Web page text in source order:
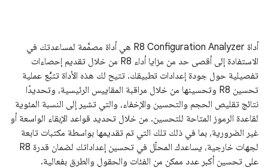
أداة R8 Configuration Analyzer هي أداة مصمَّمة لمساعدتك في
الاستفادة إلى أقصى حد من مزايا أداء R8 من خلال تقديم إحصاءات
تفصيلية حول جودة إعدادات تطبيقك. تتيح لك هذه الأداة تتبُّع عملية
تحسين R8 وتحسينها من خلال مراقبة المقاييس الرئيسية، وتحديدًا
نتائج تقليص الحجم والتحسين والإخفاء، والتي تشير إلى النسبة المئوية
لقاعدة الرموز المتاحة للتحسين. من خلال تحديد قواعد الإبقاء الواسعة أو
غير الضرورية، بما في ذلك تلك التي تم تقديمها بواسطة مكتبات تابعة
لجهات خارجية، يساعدك المحلّل في تحسين إعداداتك لضمان قدرة R8
على تحسين أكبر عدد ممكن من الفئات والحقول والطرق بفعالية.